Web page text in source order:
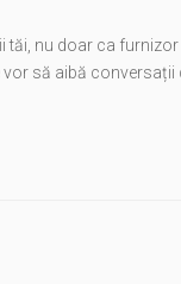
tăi, nu doar ca furnizor
să aibă conversații